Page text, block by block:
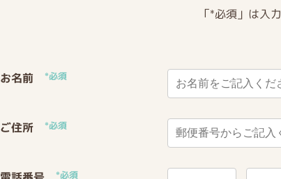
「*必須」は入
お名前 *必須
ご住所 *必須
*必須